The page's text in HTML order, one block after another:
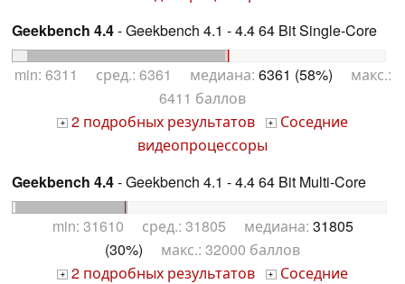
Geekbench 4.4- Geekbench 4.1 - 4.4 64 Bit Single-Core
min: 6311 сред.: 6361 медиана: 6361 (58%) макс.:
6411 баллов
+ 2 подробных результатов + Соседние
видеопроцессоры
Geekbench 4.4- Geekbench 4.1 - 4.4 64 Bit Multi-Core
min: 31610 сред.: 31805 медиана: 31805
(30%) макс.: 32000 баллов
+ 2 подробных результатов + Соседние